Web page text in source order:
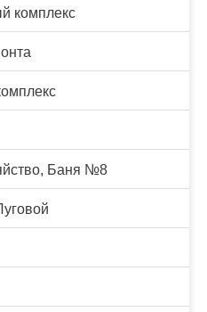
комплекс
Баня №8